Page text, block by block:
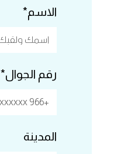
الاسم*
رقم الجوال*
المدينة